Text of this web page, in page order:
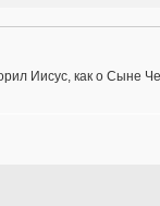
Иисус, как о Сыне